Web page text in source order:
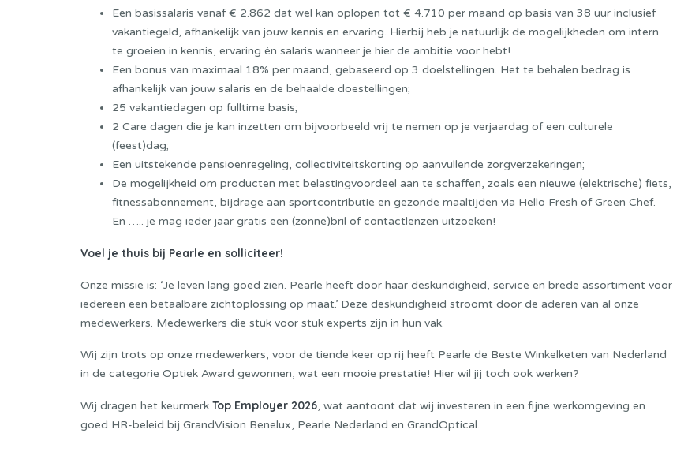
Een basissalaris vanaf € 2.862 dat wel kan oplopen tot € 4.710 per maand op basis van 38 uur inclusief
vakantiegeld, afhankelijk van jouw kennis en ervaring. Hierbij heb je natuurlijk de mogelijkheden om intern
te groeien in kennis, ervaring én salaris wanneer je hier de ambitie voor hebt!
Een bonus van maximaal 18% per maand, gebaseerd op 3 doelstellingen. Het te behalen bedrag is
afhankelijk van jouw salaris en de behaalde doestellingen;
25 vakantiedagen op fulltime basis;
2 Care dagen die je kan inzetten om bijvoorbeeld vrij te nemen op je verjaardag of een culturele
(feest)dag;
Een uitstekende pensioenregeling, collectiviteitskorting op aanvullende zorgverzekeringen;
De mogelijkheid om producten met belastingvoordeel aan te schaffen, zoals een nieuwe (elektrische) fiets,
fitnessabonnement, bijdrage aan sportcontributie en gezonde maaltijden via Hello Fresh of Green Chef.
En ….. je mag ieder jaar gratis een (zonne)bril of contactlenzen uitzoeken!
Voel je thuis bij Pearle en solliciteer!
Onze missie is: ‘Je leven lang goed zien. Pearle heeft door haar deskundigheid, service en brede assortiment voor
iedereen een betaalbare zichtoplossing op maat.’ Deze deskundigheid stroomt door de aderen van al onze
medewerkers. Medewerkers die stuk voor stuk experts zijn in hun vak.
Wij zijn trots op onze medewerkers, voor de tiende keer op rij heeft Pearle de Beste Winkelketen van Nederland
in de categorie Optiek Award gewonnen, wat een mooie prestatie! Hier wil jij toch ook werken?
Wij dragen het keurmerk Top Employer 2026, wat aantoont dat wij investeren in een fijne werkomgeving en
goed HR-beleid bij GrandVision Benelux, Pearle Nederland en GrandOptical.